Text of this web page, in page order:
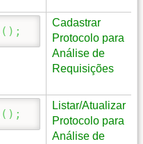
( ) ;
Cadastrar
Protocolo para
Análise de
Requisições
( ) ;
Listar/Atualizar
Protocolo para
Análise de